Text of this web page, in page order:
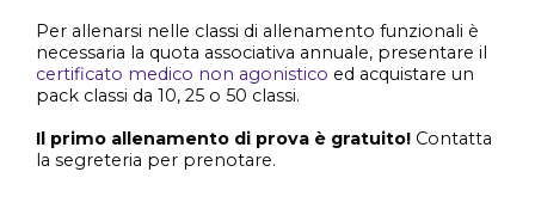
Per allenarsi nelle classi di allenamento funzionali è
necessaria la quota associativa annuale, presentare il
certificato medico non agonistico ed acquistare un
pack classi da 10, 25 o 50 classi.
Il primo allenamento di prova è gratuito! Contatta
la segreteria per prenotare.